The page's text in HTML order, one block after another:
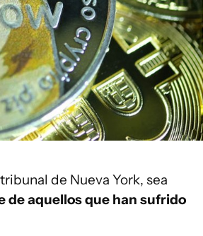
de Nueva York, sea
de aquellos que han sufrido